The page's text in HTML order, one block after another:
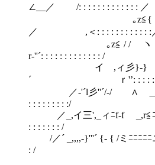
∠__／ /: : : : : : : : : : : : : ／
｡z≦{ />
／ ,＜: : : : : : : : : : : :
｡z≦ / /
r-''´: : : : : : : : : : : : : /
イ ,ィ彡}-
´ ｒ'’: : : : : : : : :
／-'´l彡''´/-/ ∧
: : : : : : : : :/
／_,イ三',_ィﾆf-f _,r≦
: : : : : : : /
/／´ _,,,,-}'''´ {- { /ミﾆﾆﾆﾆﾆ
: /